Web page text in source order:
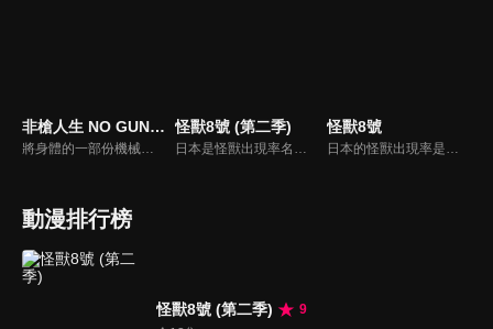
非槍人生 NO GUNS LIFE 怪獸8號 (第二季) 怪獸8號
動漫排行榜
怪獸8號 (第二季)
9